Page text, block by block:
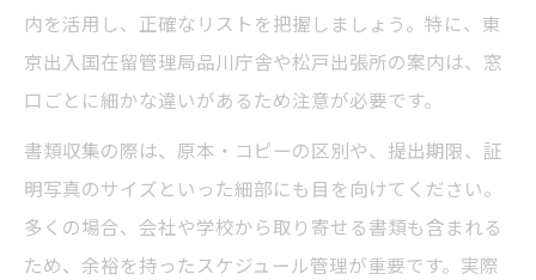
内を活用し、正確なリストを把握しましょう。特に、東
京出入国在留管理局品川庁舎や松戸出張所の案内は、窓
口ごとに細かな違いがあるため注意が必要です。
書類収集の際は、原本・コピーの区別や、提出期限、証
明写真のサイズといった細部にも目を向けてください。
多くの場合、会社や学校から取り寄せる書類も含まれる
ため、余裕を持ったスケジュール管理が重要です。実際